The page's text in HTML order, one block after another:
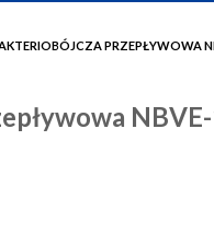
PRZEPŁYWOWA